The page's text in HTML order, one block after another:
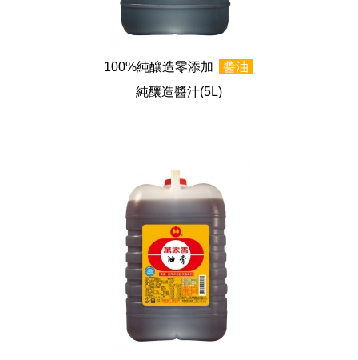
100%純釀造零添加
醬油
純釀造醬汁(5L)